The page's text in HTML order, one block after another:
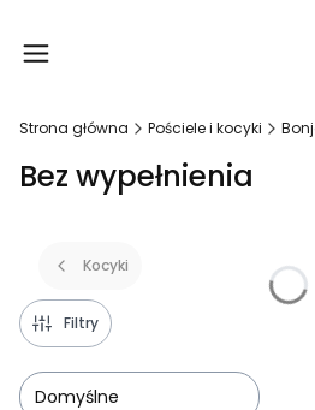
Strona główna Pościele i kocyki
Bez wypełnienia
Kocyki
Filtry
Domyślne